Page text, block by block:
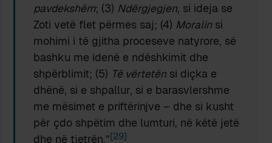
pavdekshëm; (3) Ndërgjegjen, si ideja se
Zoti vetë flet përmes saj; (4) Moralin si
mohimi i të gjitha proceseve natyrore, së
bashku me idenë e ndëshkimit dhe
shpërblimit; (5) Të vërtetën si diçka e
dhënë, si e shpallur, si e barasvlershme
me mësimet e priftërinjve – dhe si kusht
për çdo shpëtim dhe lumturi, në këtë jetë
dhe në tjetrën.”[29]